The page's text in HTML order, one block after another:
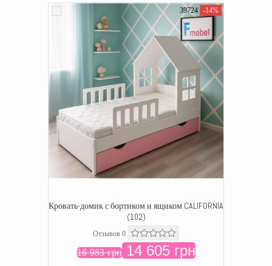
39724 -14%
Кровать-домик с бортиком и ящиком CALIFORNIA
(102)
Отзывов 0
16 983 грн14 605 грн